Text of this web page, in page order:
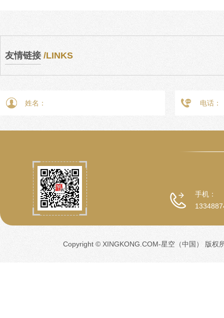
友情链接 /LINKS
手机：
Copyright © XINGKONG.COM-星空（中国） 版权